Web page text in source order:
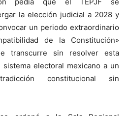
la elección judicial a 2028 y
un periodo extraordinario
de la Constitución»
transcurre sin resolver esta
electoral mexicano a un
constitucional sin